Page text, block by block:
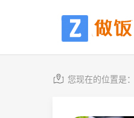
您现在的位置是：